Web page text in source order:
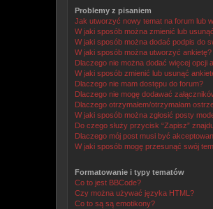
Problemy z pisaniem
Jak utworzyć nowy temat na forum lub
W jaki sposób można zmienić lub
W jaki sposób można dodać podpis do
W jaki sposób można utworzyć ankietę?
Dlaczego nie można dodać więcej opcji
W jaki sposób zmienić lub usunąć
Dlaczego nie mam dostępu do forum?
Dlaczego nie mogę dodawać
Dlaczego otrzymałem/otrzymałam
W jaki sposób można zgłosić posty
Do czego służy przycisk “Zapisz”
Dlaczego mój post musi być
W jaki sposób mogę przesunąć swój
Formatowanie i typy tematów
Co to jest BBCode?
Czy można używać języka HTML?
Co to są są emotikony?